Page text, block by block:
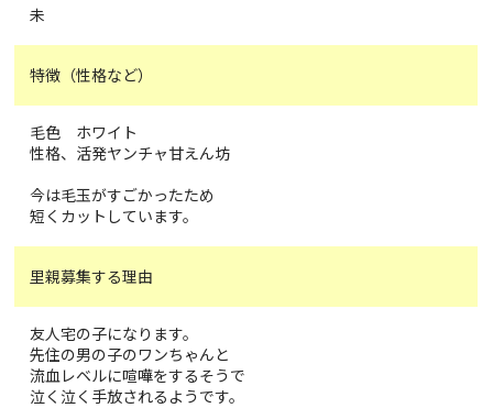
未
特徴（性格など）
毛色 ホワイト
性格、活発ヤンチャ甘えん坊
今は毛玉がすごかったため
短くカットしています。
里親募集する理由
友人宅の子になります。
先住の男の子のワンちゃんと
流血レベルに喧嘩をするそうで
泣く泣く手放されるようです。